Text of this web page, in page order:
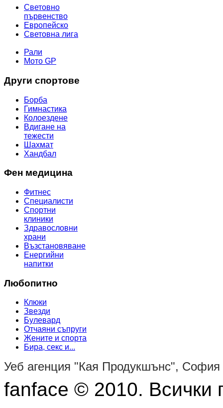
Световно
първенство
Европейско
Световна лига
Рали
Мото GP
Други спортове
Борба
Гимнастика
Колоездене
Вдигане на
тежести
Шахмат
Хандбал
Фен медицина
Фитнес
Специалисти
Спортни
клиники
Здравословни
храни
Възстановяване
Енергийни
напитки
Любопитно
Клюки
Звезди
Булевард
Отчаяни съпруги
Жените и спорта
Бира, секс и...
Уеб агенция "Кая Продукшънс", София
fanface © 2010. Всички